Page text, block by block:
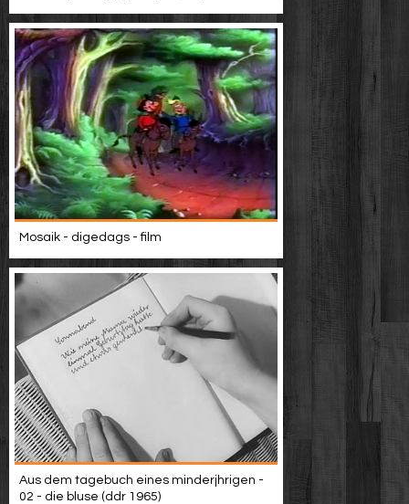
Mosaik - digedags - film
Aus dem tagebuch eines minderjhrigen -
02 - die bluse (ddr 1965)